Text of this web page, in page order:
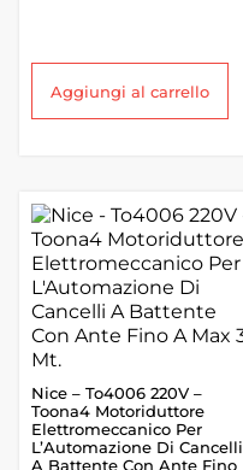
Aggiungi al carrello
Nice – To4006 220V –
Toona4 Motoriduttore
Elettromeccanico Per
L’Automazione Di Cancelli
A Battente Con Ante Fino